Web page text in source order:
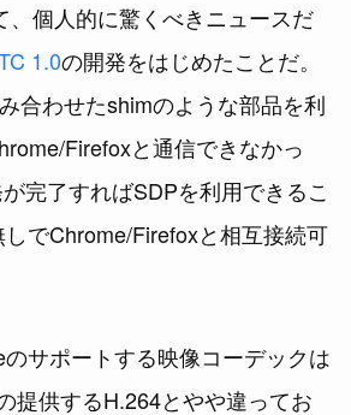
、個人的に驚くべきニュースだ
1.0の開発をはじめたことだ。
合わせたshimのような部品を利
Firefoxと通信できなかっ
完了すればSDPを利用できるこ
でChrome/Firefoxと相互接続可
サポートする映像コーデックは
提供するH.264とやや違ってお